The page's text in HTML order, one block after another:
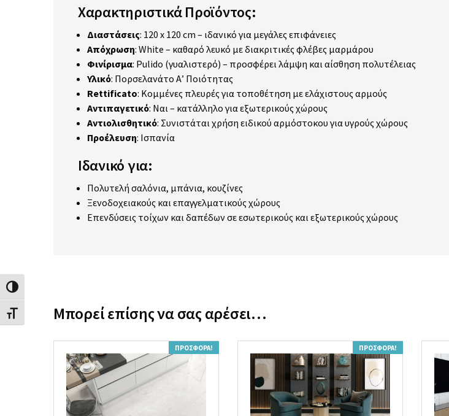
Εναλλαγή Υψηλής Αντίθεσης
Εναλλαγή Μεγέθους Γραμμάτων
Χαρακτηριστικά Προϊόντος:
Διαστάσεις: 120 x 120 cm – ιδανικό για μεγάλες επιφάνειες
Απόχρωση: White – καθαρό λευκό με διακριτικές φλέβες μαρμάρου
Φινίρισμα: Pulido (γυαλιστερό) – προσφέρει λάμψη και αίσθηση πολυτέλειας
Υλικό: Πορσελανάτο Α’ Ποιότητας
Rettificato: Κομμένες πλευρές για τοποθέτηση με ελάχιστους αρμούς
Αντιπαγετικό: Ναι – κατάλληλο για εξωτερικούς χώρους
Αντιολισθητικό: Συνιστάται χρήση ειδικού αρμόστοκου για υγρούς χώρους
Προέλευση: Ισπανία
Ιδανικό για:
Πολυτελή σαλόνια, μπάνια, κουζίνες
Ξενοδοχειακούς και επαγγελματικούς χώρους
Επενδύσεις τοίχων και δαπέδων σε εσωτερικούς και εξωτερικούς χώρους
Μπορεί επίσης να σας αρέσει…
ΠΡΟΣΦΟΡΆ! ΠΡΟΣΦΟΡΆ!